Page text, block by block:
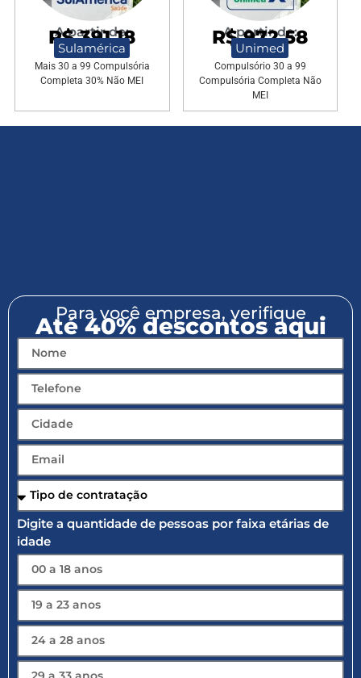
A partir de:
R$ 391,18
Sulamérica
Mais 30 a 99 Compulsória
Completa 30% Não MEI
A partir de:
R$ 972,58
Unimed
Compulsório 30 a 99
Compulsória Completa Não
MEI
Para você empresa, verifique
Até 40% descontos aqui
Digite a quantidade de pessoas por faixa etárias de
idade